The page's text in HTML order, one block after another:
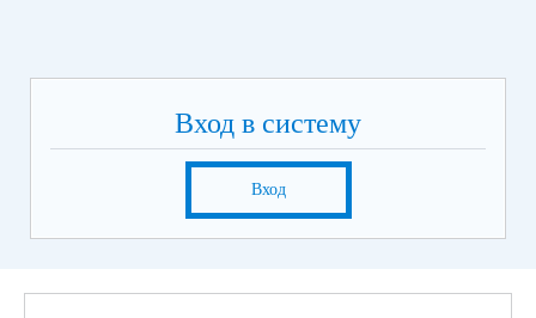
Вход в систему
Вход